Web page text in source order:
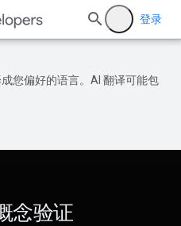
登录
您偏好的语言。AI 翻译可能包
念验证